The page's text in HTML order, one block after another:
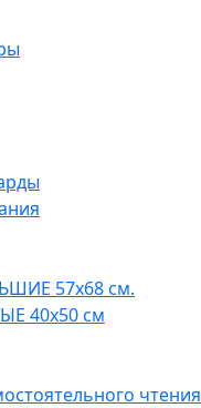
57х68 см.
40х50 см
чтения